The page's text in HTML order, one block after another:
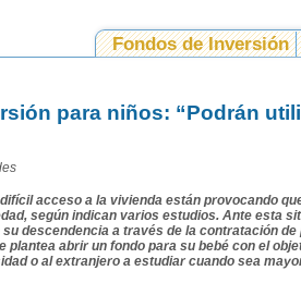
Fondos de Inversión
para niños: “Podrán
acceso a la vivienda están provocando
según indican varios estudios. Ante esta
descendencia a través de la contratación
plantea abrir un fondo para su bebé con el
o al extranjero a estudiar cuando sea